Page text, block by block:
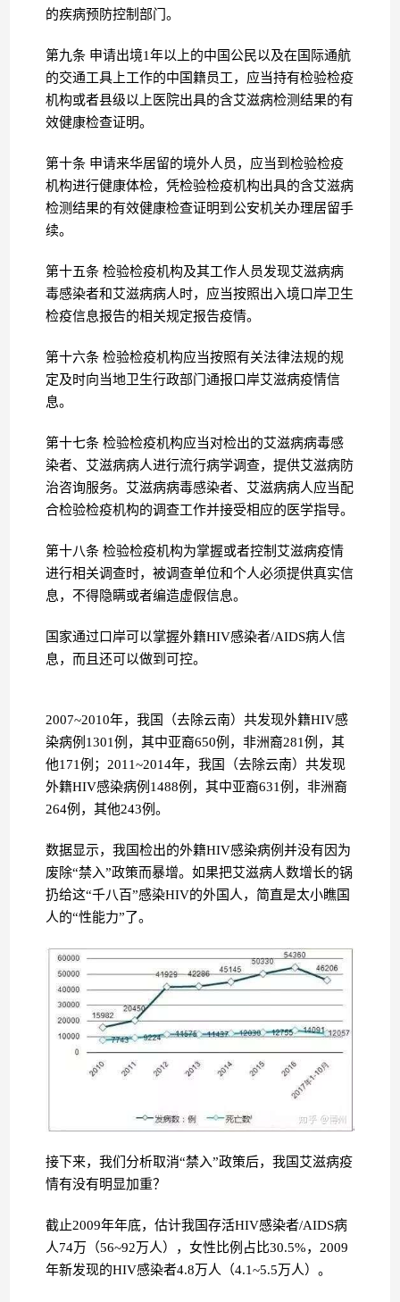
的疾病预防控制部门。
第九条 申请出境1年以上的中国公民以及在国际通航
的交通工具上工作的中国籍员工，应当持有检验检疫
机构或者县级以上医院出具的含艾滋病检测结果的有
效健康检查证明。
第十条 申请来华居留的境外人员，应当到检验检疫
机构进行健康体检，凭检验检疫机构出具的含艾滋病
检测结果的有效健康检查证明到公安机关办理居留手
续。
第十五条 检验检疫机构及其工作人员发现艾滋病病
毒感染者和艾滋病病人时，应当按照出入境口岸卫生
检疫信息报告的相关规定报告疫情。
第十六条 检验检疫机构应当按照有关法律法规的规
定及时向当地卫生行政部门通报口岸艾滋病疫情信
息。
第十七条 检验检疫机构应当对检出的艾滋病病毒感
染者、艾滋病病人进行流行病学调查，提供艾滋病防
治咨询服务。艾滋病病毒感染者、艾滋病病人应当配
合检验检疫机构的调查工作并接受相应的医学指导。
第十八条 检验检疫机构为掌握或者控制艾滋病疫情
进行相关调查时，被调查单位和个人必须提供真实信
息，不得隐瞒或者编造虚假信息。
国家通过口岸可以掌握外籍HIV感染者/AIDS病人信
息，而且还可以做到可控。
2007~2010年，我国（去除云南）共发现外籍HIV感
染病例1301例，其中亚裔650例，非洲裔281例，其
他171例；2011~2014年，我国（去除云南）共发现
外籍HIV感染病例1488例，其中亚裔631例，非洲裔
264例，其他243例。
数据显示，我国检出的外籍HIV感染病例并没有因为
废除“禁入”政策而暴增。如果把艾滋病人数增长的锅
扔给这“千八百”感染HIV的外国人，简直是太小瞧国
人的“性能力”了。
接下来，我们分析取消“禁入”政策后，我国艾滋病疫
情有没有明显加重？
截止2009年年底，估计我国存活HIV感染者/AIDS病
人74万（56~92万人），女性比例占比30.5%，2009
年新发现的HIV感染者4.8万人（4.1~5.5万人）。